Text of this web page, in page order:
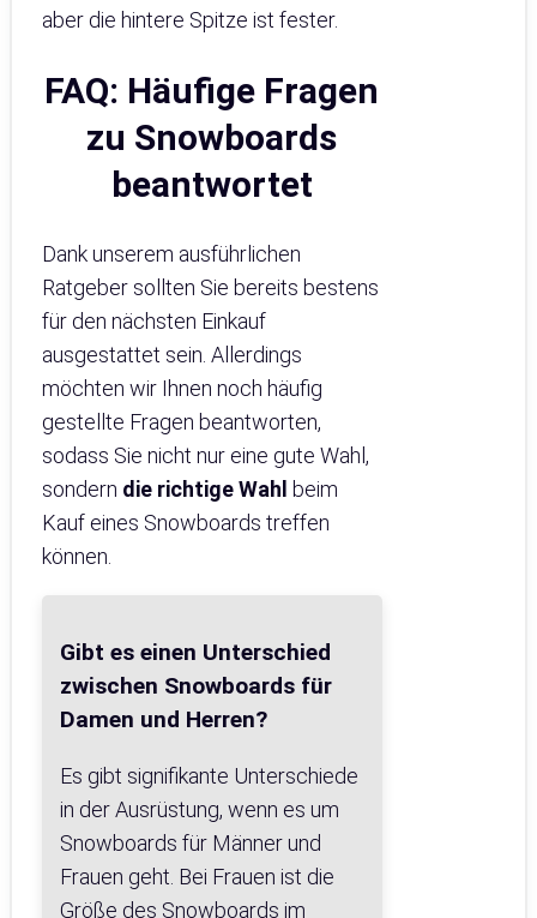
aber die hintere Spitze ist fester.
FAQ: Häufige Fragen
zu Snowboards
beantwortet
Dank unserem ausführlichen
Ratgeber sollten Sie bereits bestens
für den nächsten Einkauf
ausgestattet sein. Allerdings
möchten wir Ihnen noch häufig
gestellte Fragen beantworten,
sodass Sie nicht nur eine gute Wahl,
sondern die richtige Wahl beim
Kauf eines Snowboards treffen
können.
Gibt es einen Unterschied
zwischen Snowboards für
Damen und Herren?
Es gibt signifikante Unterschiede
in der Ausrüstung, wenn es um
Snowboards für Männer und
Frauen geht. Bei Frauen ist die
Größe des Snowboards im